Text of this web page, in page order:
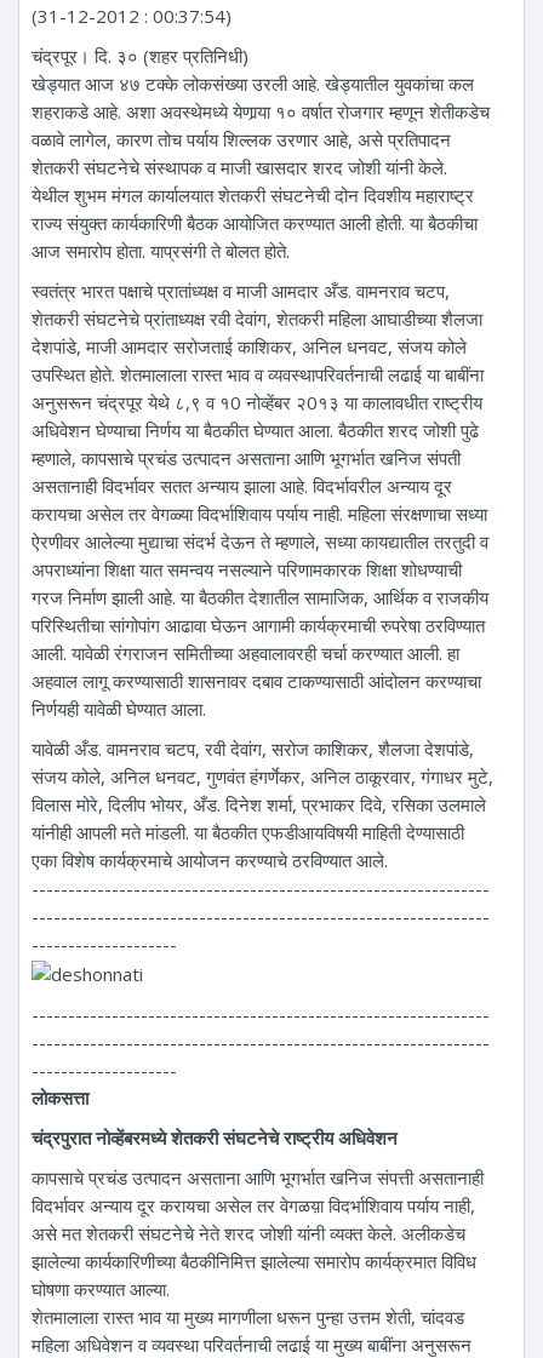
(31-12-2012 : 00:37:54)
चंद्रपूर। दि. ३० (शहर प्रतिनिधी)
खेड्यात आज ४७ टक्के लोकसंख्या उरली आहे. खेड्यातील युवकांचा कल
शहराकडे आहे. अशा अवस्थेमध्ये येणार्‍या १० वर्षात रोजगार म्हणून शेतीकडेच
वळावे लागेल, कारण तोच पर्याय शिल्लक उरणार आहे, असे प्रतिपादन
शेतकरी संघटनेचे संस्थापक व माजी खासदार शरद जोशी यांनी केले.
येथील शुभम मंगल कार्यालयात शेतकरी संघटनेची दोन दिवशीय महाराष्ट्र
राज्य संयुक्त कार्यकारिणी बैठक आयोजित करण्यात आली होती. या बैठकीचा
आज समारोप होता. याप्रसंगी ते बोलत होते.
स्वतंत्र भारत पक्षाचे प्रातांध्यक्ष व माजी आमदार अँड. वामनराव चटप,
शेतकरी संघटनेचे प्रांताध्यक्ष रवी देवांग, शेतकरी महिला आघाडीच्या शैलजा
देशपांडे, माजी आमदार सरोजताई काशिकर, अनिल धनवट, संजय कोले
उपस्थित होते. शेतमालाला रास्त भाव व व्यवस्थापरिवर्तनाची लढाई या बाबींना
अनुसरून चंद्रपूर येथे ८,९ व १0 नोव्हेंबर २0१३ या कालावधीत राष्ट्रीय
अधिवेशन घेण्याचा निर्णय या बैठकीत घेण्यात आला. बैठकीत शरद जोशी पुढे
म्हणाले, कापसाचे प्रचंड उत्पादन असताना आणि भूगर्भात खनिज संपती
असतानाही विदर्भावर सतत अन्याय झाला आहे. विदर्भावरील अन्याय दूर
करायचा असेल तर वेगळ्या विदर्भाशिवाय पर्याय नाही. महिला संरक्षणाचा सध्या
ऐरणीवर आलेल्या मुद्याचा संदर्भ देऊन ते म्हणाले, सध्या कायद्यातील तरतुदी व
अपराध्यांना शिक्षा यात समन्वय नसल्याने परिणामकारक शिक्षा शोधण्याची
गरज निर्माण झाली आहे. या बैठकीत देशातील सामाजिक, आर्थिक व राजकीय
परिस्थितीचा सांगोपांग आढावा घेऊन आगामी कार्यक्रमाची रुपरेषा ठरविण्यात
आली. यावेळी रंगराजन समितीच्या अहवालावरही चर्चा करण्यात आली. हा
अहवाल लागू करण्यासाठी शासनावर दबाव टाकण्यासाठी आंदोलन करण्याचा
निर्णयही यावेळी घेण्यात आला.
यावेळी अँड. वामनराव चटप, रवी देवांग, सरोज काशिकर, शैलजा देशपांडे,
संजय कोले, अनिल धनवट, गुणवंत हंगर्णेकर, अनिल ठाकूरवार, गंगाधर मुटे,
विलास मोरे, दिलीप भोयर, अँड. दिनेश शर्मा, प्रभाकर दिवे, रसिका उलमाले
यांनीही आपली मते मांडली. या बैठकीत एफडीआयविषयी माहिती देण्यासाठी
एका विशेष कार्यक्रमाचे आयोजन करण्याचे ठरविण्यात आले.
---------------------------------------------------------------
---------------------------------------------------------------
--------------------
---------------------------------------------------------------
---------------------------------------------------------------
--------------------
लोकसत्ता
चंद्रपुरात नोव्हेंबरमध्ये शेतकरी संघटनेचे राष्ट्रीय अधिवेशन
कापसाचे प्रचंड उत्पादन असताना आणि भूगर्भात खनिज संपत्ती असतानाही
विदर्भावर अन्याय दूर करायचा असेल तर वेगळय़ा विदर्भाशिवाय पर्याय नाही,
असे मत शेतकरी संघटनेचे नेते शरद जोशी यांनी व्यक्त केले. अलीकडेच
झालेल्या कार्यकारिणीच्या बैठकीनिमित्त झालेल्या समारोप कार्यक्रमात विविध
घोषणा करण्यात आल्या.
शेतमालाला रास्त भाव या मुख्य मागणीला धरून पुन्हा उत्तम शेती, चांदवड
महिला अधिवेशन व व्यवस्था परिवर्तनाची लढाई या मुख्य बाबींना अनुसरून